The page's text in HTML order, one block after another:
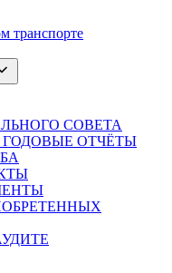
транспорте
СОВЕТА
ОТЧЁТЫ